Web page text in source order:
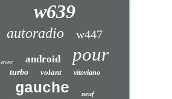
w639
autoradio w447
avec android pour
turbo volant vitoviano
gauche neuf